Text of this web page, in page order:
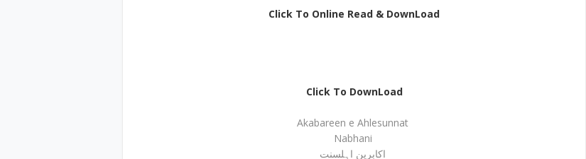
Click To Online Read & DownLoad
Click To DownLoad
Akabareen e Ahlesunnat
Nabhani